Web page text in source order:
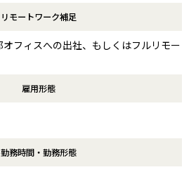
リモートワーク補足
フィスへの出社、もしくはフルリモー
雇用形態
勤務時間・勤務形態